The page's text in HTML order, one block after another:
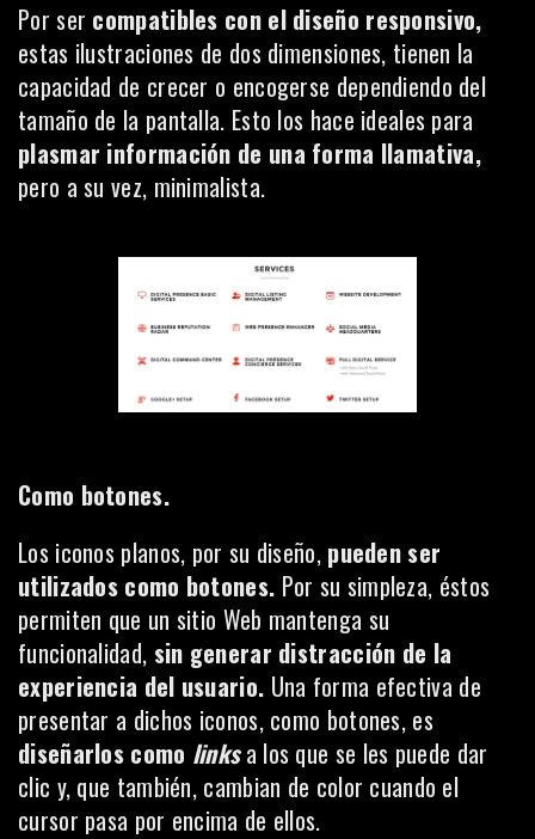
Por ser compatibles con el diseño responsivo,
estas ilustraciones de dos dimensiones, tienen la
capacidad de crecer o encogerse dependiendo del
tamaño de la pantalla. Esto los hace ideales para
plasmar información de una forma llamativa,
pero a su vez, minimalista.
Como botones.
Los iconos planos, por su diseño, pueden ser
utilizados como botones. Por su simpleza, éstos
permiten que un sitio Web mantenga su
funcionalidad, sin generar distracción de la
experiencia del usuario. Una forma efectiva de
presentar a dichos iconos, como botones, es
diseñarlos como linksa los que se les puede dar
clic y, que también, cambian de color cuando el
cursor pasa por encima de ellos.